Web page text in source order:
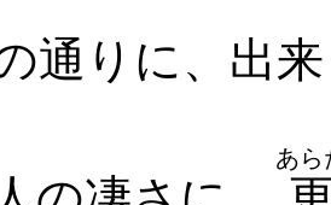
通りに、出
あら